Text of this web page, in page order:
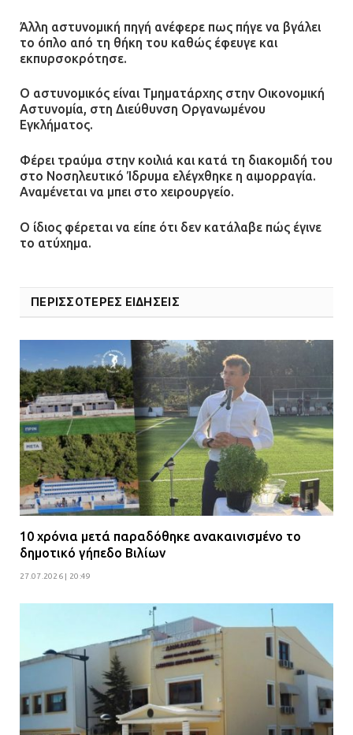
Άλλη αστυνομική πηγή ανέφερε πως πήγε να βγάλει
το όπλο από τη θήκη του καθώς έφευγε και
εκπυρσοκρότησε.
Ο αστυνομικός είναι Τμηματάρχης στην Οικονομική
Αστυνομία, στη Διεύθυνση Οργανωμένου
Εγκλήματος.
Φέρει τραύμα στην κοιλιά και κατά τη διακομιδή του
στο Νοσηλευτικό Ίδρυμα ελέγχθηκε η αιμορραγία.
Αναμένεται να μπει στο χειρουργείο.
Ο ίδιος φέρεται να είπε ότι δεν κατάλαβε πώς έγινε
το ατύχημα.
ΠΕΡΙΣΣΟΤΕΡΕΣ ΕΙΔΗΣΕΙΣ
10 χρόνια μετά παραδόθηκε ανακαινισμένο το
δημοτικό γήπεδο Βιλίων
27.07.2026 | 20:49